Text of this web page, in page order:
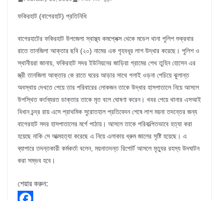
ফকিরহাট (বাগেরহাট) প্রতিনিধি
বাগেরহাটের ফকিরহাট উপজেলা স্বাস্থ্য কমপ্লেক্স থেকে মডেল থানা পুলিশ শুক্রবার
রাতে তানজিলা আক্তার ছবি (২০) নামের এক গৃহবধূর লাশ উদ্ধার করেছে। পুলিশ ও
স্থানীয়রা জানায়, ফকিরহাট সদর ইউনিয়নের জাড়িয়া গ্রামের শেখ তুহিন হোসেন এর
স্ত্রী তানজিলা আক্তার কে রাতে ঘরের আড়ার সাথে গলাই ওড়না পেচিয়ে ঝুলান্ত
অবস্থায় দেখতে পেয়ে তার পরিবারের লোকজন তাকে উদ্ধার হাসপাতালে নিয়ে আসলে
উপস্থিত কর্তব্যরত ডাক্তার তাকে মৃত বলে ঘোষণা করেন। খবর পেয়ে থানার এসআই
বিধান চন্দ্র রায় এসে প্রাথমিক সুরোতহাল প্রতিবেদন শেষে লাশ ময়না তদন্তের জন্য
বাগেরহাট সদর হাসপাতালের মর্গে পাঠায়। আসলে তাকে পরিকল্পিতভাবে হত্যা করা
হয়েছে নাকি সে আত্মহত্যা করেছে এ নিয়ে এলাকায় ধ্রুম জালের সৃষ্টি হয়েছে। এ
ব্যাপারে তদন্তকারী কর্মকর্তা বলেন, ময়নাতদন্ত রিপোর্ট আসলে মৃত্যুর রহস্য উদঘাটন
করা সম্ভব হবে।
শেয়ার করুন: